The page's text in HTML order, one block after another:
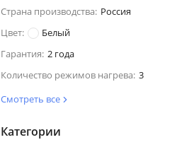
Страна производства: Россия
Цвет:
Белый
Гарантия: 2 года
Количество режимов нагрева: 3
Смотреть все
Категории